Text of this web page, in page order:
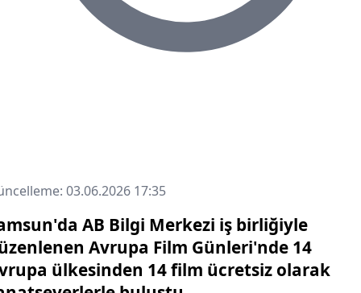
03.06.2026 17:35
AB Bilgi Merkezi iş birliğiyle
Avrupa Film Günleri'nde 14
ülkesinden 14 film ücretsiz olarak